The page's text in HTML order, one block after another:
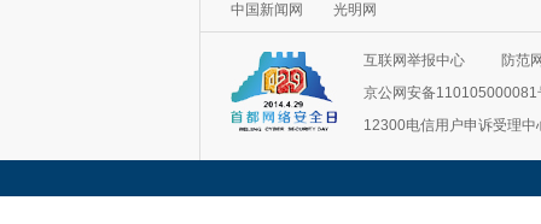
中国新闻网
光明网
互联网举报中心
防范
京公网安备110105000081
12300电信用户申诉受理中